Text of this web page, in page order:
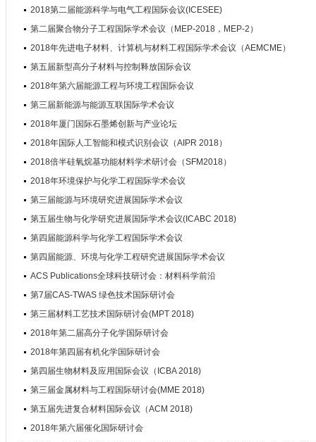
2018第二届能源科学与电气工程国际会议(ICESEE)
第二届聚合物分子工程国际学术会议（MEP-2018，MEP-2）
2018年先进电子材料、计算机与材料工程国际学术会议（AEMCME）
第五届新型高分子材料与控制释放国际会议
2018年第六届能源工程与环境工程国际会议
第三届新能源与能源互联国际学术会议
2018年厦门国际石墨烯创新与产业论坛
2018年国际人工智能和模式识别会议（AIPR 2018）
2018倍半硅氧烷基功能材料学术研讨会（SFM2018）
2018年环境保护与化学工程国际学术会议
第三届能源与环境研究进展国际学术会议
第五届生物与化学研究进展国际学术会议(ICABC 2018)
第四届能源科学与化学工程国际学术会议
第四届能源、环境与化学工程研究进展国际学术会议
ACS Publications全球科技研讨会：材料科学前沿
第7届CAS-TWAS 绿色技术国际研讨会
第三届材料工艺技术国际研讨会(MPT 2018)
2018年第二届高分子化学国际研讨会
2018年第四届有机化学国际研讨会
第四届生物材料及应用国际会议（ICBA 2018)
第三届金属材料与工程国际研讨会(MME 2018)
第五届先进复合材料国际会议（ACM 2018)
2018年第六届催化国际研讨会